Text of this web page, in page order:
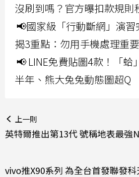
沒刷到嗎？官方曝扣款規則
📢國家級「行動斷網」演習
揭3重點：勿用手機處理重
📢 LINE免費貼圖4款！「蛤
半年、熊大兔兔動態圖超Q
上一則
英特爾推出第13代 號稱地表最強
vivo推X90系列 為全台首發聯發